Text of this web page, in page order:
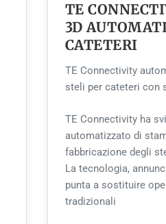
TE
3D
CATETERI
TE Connectivity
steli per cateteri con
TE Connectivity ha
automatizzato di
fabbricazione degli
La tecnologia,
punta a sostituire
tradizionali